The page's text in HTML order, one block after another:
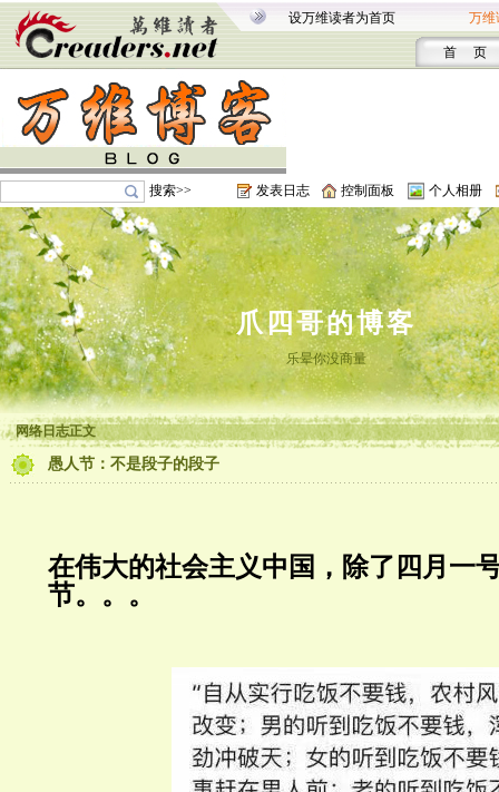
设万维读者为首页 万维
首 页
搜索>> 发表日志 控制面板 个人相册
爪四哥的博客
乐晕你没商量
网络日志正文
愚人节：不是段子的段子
在伟大的社会主义中国，除了四月一
节。。。